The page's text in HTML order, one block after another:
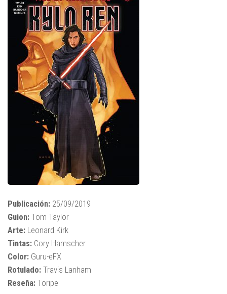
Publicación: 25/09/2019
Guion: Tom Taylor
Arte: Leonard Kirk
Tintas: Cory Hamscher
Color: Guru-eFX
Rotulado: Travis Lanham
Reseña: Toripe